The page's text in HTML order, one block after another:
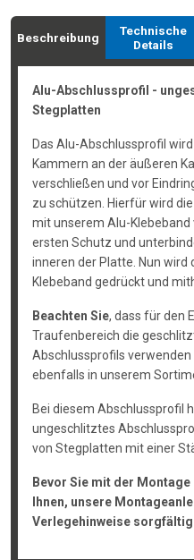
Beschreibung
Technische
Details
Alu-Abschlussprofil -
Stegplatten
Das Alu-Abschlussprofil
Kammern an der äußeren
verschließen und vor
zu schützen. Hierfür wird
mit unserem Alu-
ersten Schutz und
inneren der Platte. Nun wird
Klebeband gedrückt und
Beachten Sie, dass für den
Traufenbereich die
Abschlussprofils verwenden
ebenfalls in unserem
Bei diesem Abschlussprofil
ungeschlitztes
von Stegplatten mit einer
Bevor Sie mit der
Ihnen, unsere
Verlegehinweise sorgfältig